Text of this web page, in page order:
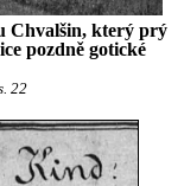
Chvalšin, který prý
pozdně gotické
22